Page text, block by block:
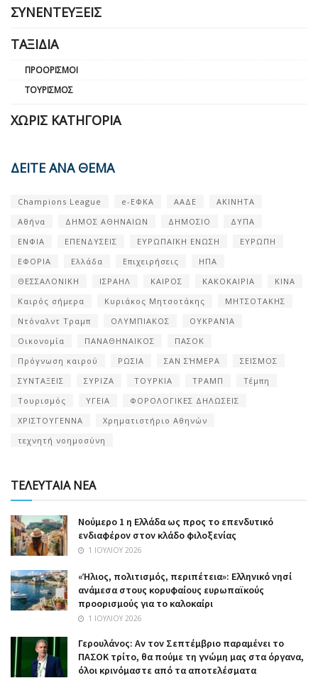
ΣΥΝΕΝΤΕΎΞΕΙΣ
ΤΑΞΊΔΙΑ
ΠΡΟΟΡΙΣΜΟΊ
ΤΟΥΡΙΣΜΌΣ
ΧΩΡΊΣ ΚΑΤΗΓΟΡΊΑ
ΔΕΙΤΕ ΑΝΑ ΘΕΜΑ
Champions League e-ΕΦΚΑ ΑΑΔΕ
ΑΚΙΝΗΤΑ
Αθήνα
ΔΗΜΟΣ ΑΘΗΝΑΙΩΝ ΔΗΜΟΣΙΟ
ΔΥΠΑ
ΕΝΦΙΑ
ΕΠΕΝΔΥΣΕΙΣ ΕΥΡΩΠΑΪΚΗ ΕΝΩΣΗ
ΕΥΡΩΠΗ
ΕΦΟΡΙΑ
Ελλάδα Επιχειρήσεις
ΗΠΑ
ΘΕΣΣΑΛΟΝΙΚΗ
ΙΣΡΑΗΛ ΚΑΙΡΟΣ ΚΑΚΟΚΑΙΡΙΑ
ΚΙΝΑ
Καιρός σήμερα
Κυριάκος Μητσοτάκης
ΜΗΤΣΟΤΑΚΗΣ
Ντόναλντ Τραμπ
ΟΛΥΜΠΙΑΚΟΣ
ΟΥΚΡΑΝΊΑ
Οικονομία
ΠΑΝΑΘΗΝΑΙΚΟΣ
ΠΑΣΟΚ
Πρόγνωση καιρού
ΡΩΣΙΑ ΣΑΝ ΣΉΜΕΡΑ
ΣΕΙΣΜΟΣ
ΣΥΝΤΑΞΕΙΣ
ΣΥΡΙΖΑ ΤΟΥΡΚΙΑ ΤΡΑΜΠ
Τέμπη
Τουρισμός
ΥΓΕΙΑ
ΦΟΡΟΛΟΓΙΚΕΣ ΔΗΛΩΣΕΙΣ
ΧΡΙΣΤΟΥΓΕΝΝΑ
Χρηματιστήριο Αθηνών
τεχνητή νοημοσύνη
ΤΕΛΕΥΤΑΙΑ ΝΕΑ
Nούμερο 1 η Ελλάδα ως προς το επενδυτικό
ενδιαφέρον στον κλάδο φιλοξενίας
1 ΙΟΥΛΊΟΥ 2026
«Ήλιος, πολιτισμός, περιπέτεια»: Ελληνικό νησί
ανάμεσα στους κορυφαίους ευρωπαϊκούς
προορισμούς για το καλοκαίρι
1 ΙΟΥΛΊΟΥ 2026
Γερουλάνος: Αν τον Σεπτέμβριο παραμένει το
ΠΑΣΟΚ τρίτο, θα πούμε τη γνώμη μας στα όργανα,
όλοι κρινόμαστε από τα αποτελέσματα